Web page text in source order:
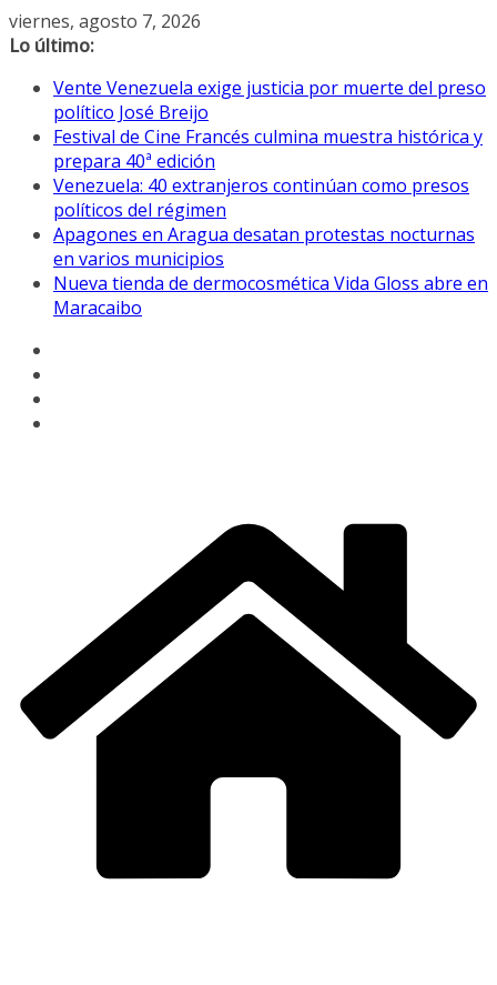
Saltar
al
viernes, agosto 7, 2026
Lo último:
Vente Venezuela exige justicia por muerte del preso
político José Breijo
Festival de Cine Francés culmina muestra histórica y
prepara 40ª edición
Venezuela: 40 extranjeros continúan como presos
políticos del régimen
Apagones en Aragua desatan protestas nocturnas
en varios municipios
Nueva tienda de dermocosmética Vida Gloss abre en
Maracaibo